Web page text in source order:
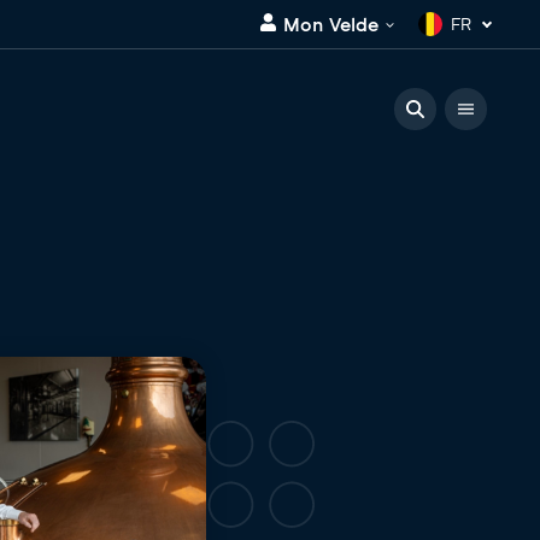
Mon Velde FR